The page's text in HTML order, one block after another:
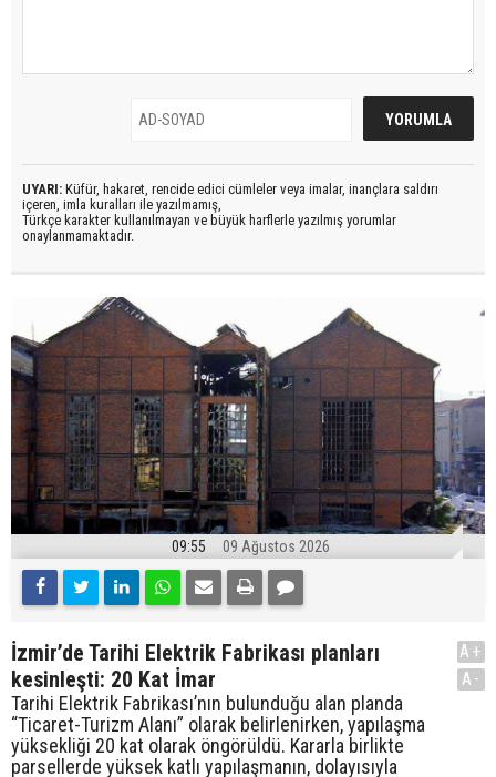
UYARI: Küfür, hakaret, rencide edici cümleler veya imalar, inançlara saldırı
içeren, imla kuralları ile yazılmamış,
Türkçe karakter kullanılmayan ve büyük harflerle yazılmış yorumlar
onaylanmamaktadır.
09:55 09 Ağustos 2026
İzmir’de Tarihi Elektrik Fabrikası planları
kesinleşti: 20 Kat İmar
Tarihi Elektrik Fabrikası’nın bulunduğu alan planda
“Ticaret-Turizm Alanı” olarak belirlenirken, yapılaşma
yüksekliği 20 kat olarak öngörüldü. Kararla birlikte
parsellerde yüksek katlı yapılaşmanın, dolayısıyla
A+
A-